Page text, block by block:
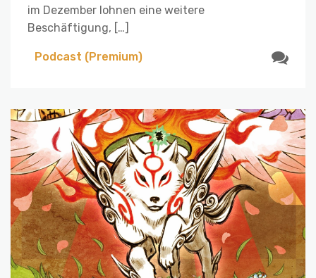
im Dezember lohnen eine weitere
Beschäftigung, […]
Podcast (Premium)